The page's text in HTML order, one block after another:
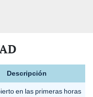
Descripción
en las primeras horas